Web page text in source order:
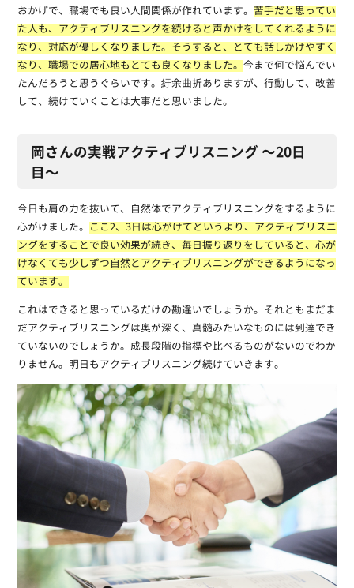
おかげで、職場でも良い人間関係が作れています。 苦手だと思ってい
た人も、アクティブリスニングを続けると声かけをしてくれるように
なり、対応が優しくなりました。そうすると、とても話しかけやすく
なり、職場での居心地もとても良くなりました。 今まで何で悩んでい
たんだろうと思うぐらいです。紆余曲折ありますが、行動して、改善
して、続けていくことは大事だと思いました。
岡さんの実戦アクティブリスニング 〜20日
目〜
今日も肩の力を抜いて、自然体でアクティブリスニングをするように
心がけました。
ここ2、3日は心がけてというより、アクティブリスニ
ングをすることで良い効果が続き、毎日振り返りをしていると、心が
けなくても少しずつ自然とアクティブリスニングができるようになっ
ています。
これはできると思っているだけの勘違いでしょうか。それともまだま
だアクティブリスニングは奥が深く、真髄みたいなものには到達でき
ていないのでしょうか。成長段階の指標や比べるものがないのでわか
りません。明日もアクティブリスニング続けていきます。